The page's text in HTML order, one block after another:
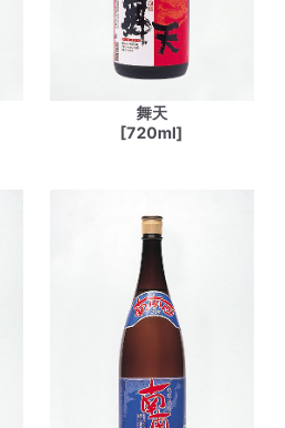
舞天
[720ml]